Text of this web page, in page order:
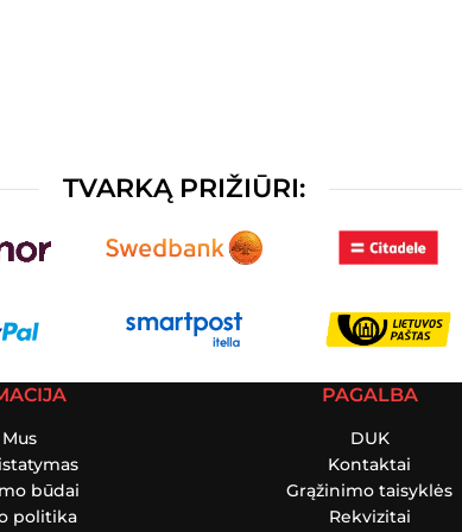
TVARKĄ PRIŽIŪRI:
būdai
politika
PAGALBA
DUK
Kontaktai
Grąžinimo taisyklės
Rekvizitai